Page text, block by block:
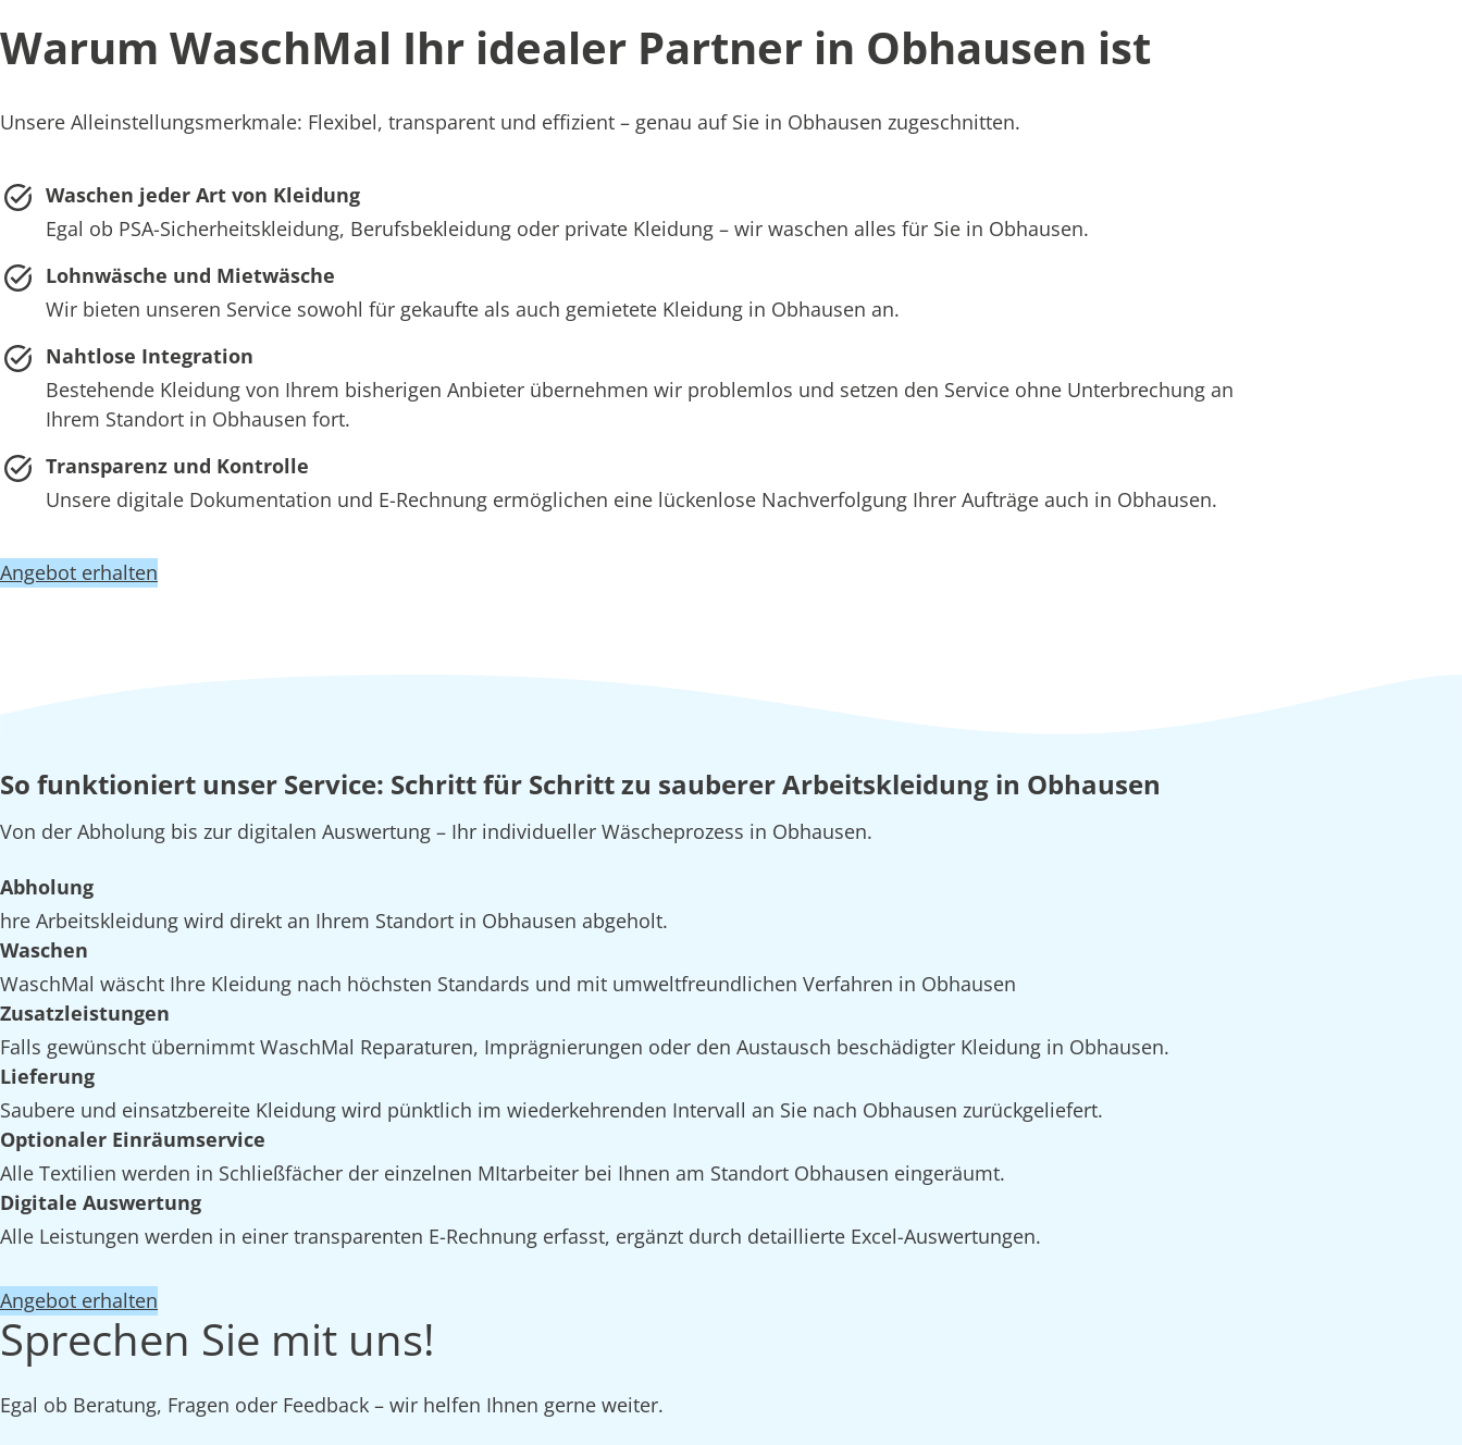
Warum WaschMal Ihr idealer Partner in Obhausen ist
Unsere Alleinstellungsmerkmale: Flexibel, transparent und effizient – genau auf Sie in Obhausen zugeschnitten.
Waschen jeder Art von Kleidung
Egal ob PSA-Sicherheitskleidung, Berufsbekleidung oder private Kleidung – wir waschen alles für Sie in Obhausen.
Lohnwäsche und Mietwäsche
Wir bieten unseren Service sowohl für gekaufte als auch gemietete Kleidung in Obhausen an.
Nahtlose Integration
Bestehende Kleidung von Ihrem bisherigen Anbieter übernehmen wir problemlos und setzen den Service ohne Unterbrechung an
Ihrem Standort in Obhausen fort.
Transparenz und Kontrolle
Unsere digitale Dokumentation und E-Rechnung ermöglichen eine lückenlose Nachverfolgung Ihrer Aufträge auch in Obhausen.
Angebot erhalten
So funktioniert unser Service: Schritt für Schritt zu sauberer Arbeitskleidung in Obhausen
Von der Abholung bis zur digitalen Auswertung – Ihr individueller Wäscheprozess in Obhausen.
Abholung
hre Arbeitskleidung wird direkt an Ihrem Standort in Obhausen abgeholt.
Waschen
WaschMal wäscht Ihre Kleidung nach höchsten Standards und mit umweltfreundlichen Verfahren in Obhausen
Zusatzleistungen
Falls gewünscht übernimmt WaschMal Reparaturen, Imprägnierungen oder den Austausch beschädigter Kleidung in Obhausen.
Lieferung
Saubere und einsatzbereite Kleidung wird pünktlich im wiederkehrenden Intervall an Sie nach Obhausen zurückgeliefert.
Optionaler Einräumservice
Alle Textilien werden in Schließfächer der einzelnen MItarbeiter bei Ihnen am Standort Obhausen eingeräumt.
Digitale Auswertung
Alle Leistungen werden in einer transparenten E-Rechnung erfasst, ergänzt durch detaillierte Excel-Auswertungen.
Angebot erhalten
Sprechen Sie mit uns!
Egal ob Beratung, Fragen oder Feedback – wir helfen Ihnen gerne weiter.